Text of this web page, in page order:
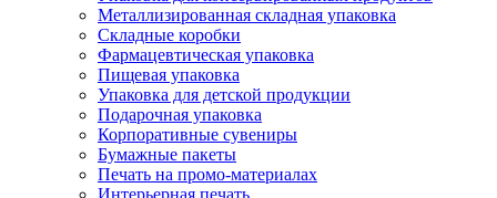
Металлизированная складная упаковка
Складные коробки
Фармацевтическая упаковка
Пищевая упаковка
Упаковка для детской продукции
Подарочная упаковка
Корпоративные сувениры
Бумажные пакеты
Печать на промо-материалах
Интерьерная печать